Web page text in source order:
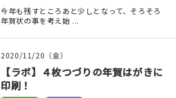
今年も残すところあと少しとなって、そろそろ
年賀状の事を考え始 ...
2020/11/20（金）
【ラボ】４枚つづりの年賀はがきに
印刷！